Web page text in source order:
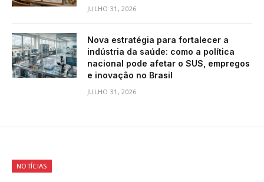
JULHO 31, 2026
Nova estratégia para fortalecer a
indústria da saúde: como a política
nacional pode afetar o SUS, empregos
e inovação no Brasil
JULHO 31, 2026
NOTÍCIAS